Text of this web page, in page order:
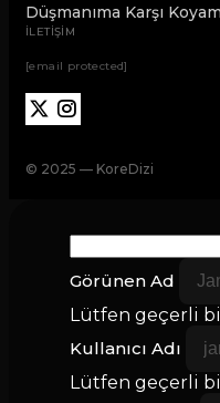
Düşmanıma Karşı
İLETİŞİM
[email protected]
© 2025 — KoreDizi
Görünen Ad
Lütfen geçerli
Kullanıcı Adı
Lütfen geçerli